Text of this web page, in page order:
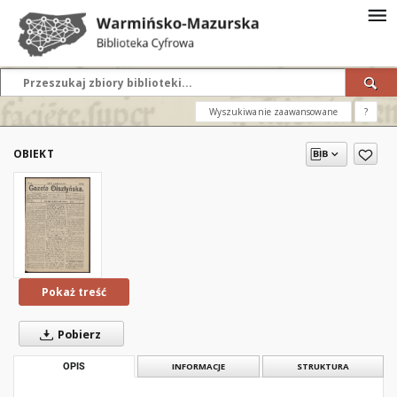
Wyszukiwanie zaawansowane ?
OBIEKT
Pokaż treść
Pobierz
OPIS INFORMACJE STRUKTURA